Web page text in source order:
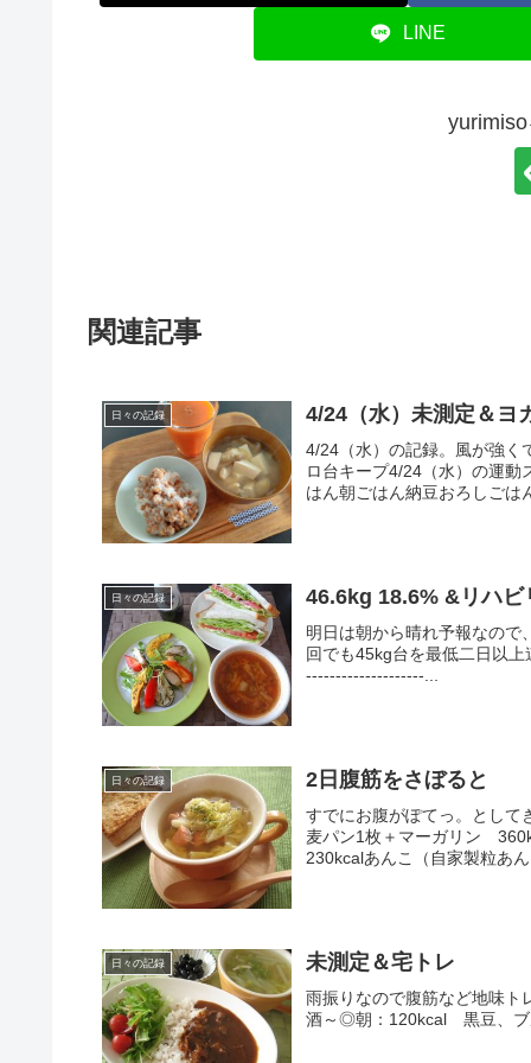
LINE
関連記事
日々の記録 4/24（水）未測定＆ヨ
4/24（水）の記録。風が強く
ロ台キープ4/24（水）の運
はん朝ごはん納豆おろしごは
日々の記録 46.6kg 18.6% &リハビ
明日は朝から晴れ予報なの
回でも45kg台を最低二日
--------------------...
日々の記録 2日腹筋をさぼると
すでにお腹がぽてっ。として
麦パン1枚＋マーガリン
230kcalあんこ（自家製粒あ
日々の記録 未測定＆宅トレ
雨振りなので腹筋など地味
酒～◎朝：120kcal 黒豆、ブ